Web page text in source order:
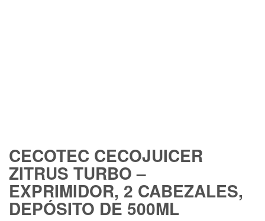
CECOTEC CECOJUICER
ZITRUS TURBO –
EXPRIMIDOR, 2 CABEZALES,
DEPÓSITO DE 500ML